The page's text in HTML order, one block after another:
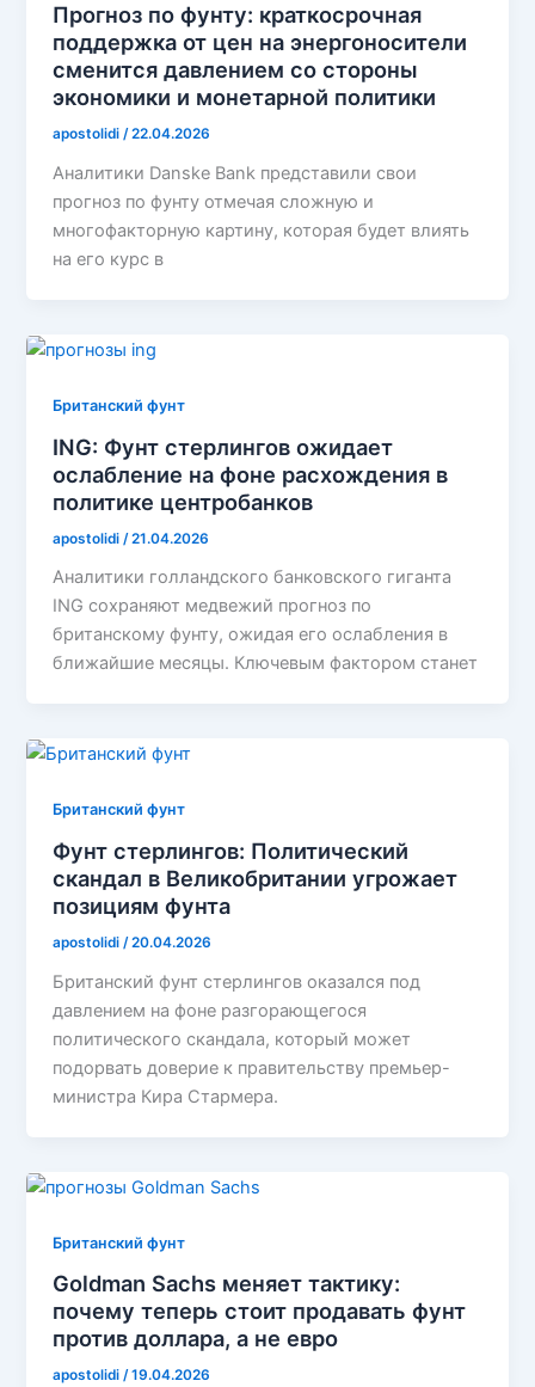
Прогноз по фунту: краткосрочная
поддержка от цен на энергоносители
сменится давлением со стороны
экономики и монетарной политики
apostolidi/22.04.2026
Аналитики Danske Bank представили свои
прогноз по фунту отмечая сложную и
многофакторную картину, которая будет влиять
на его курс в
Британский фунт
ING: Фунт стерлингов ожидает
ослабление на фоне расхождения в
политике центробанков
apostolidi /21.04.2026
Аналитики голландского банковского гиганта
ING сохраняют медвежий прогноз по
британскому фунту, ожидая его ослабления в
ближайшие месяцы. Ключевым фактором станет
Британский фунт
Фунт стерлингов: Политический
скандал в Великобритании угрожает
позициям фунта
apostolidi/20.04.2026
Британский фунт стерлингов оказался под
давлением на фоне разгорающегося
политического скандала, который может
подорвать доверие к правительству премьер-
министра Кира Стармера.
Британский фунт
Goldman Sachs меняет тактику:
почему теперь стоит продавать фунт
против доллара, а не евро
apostolidi/19.04.2026